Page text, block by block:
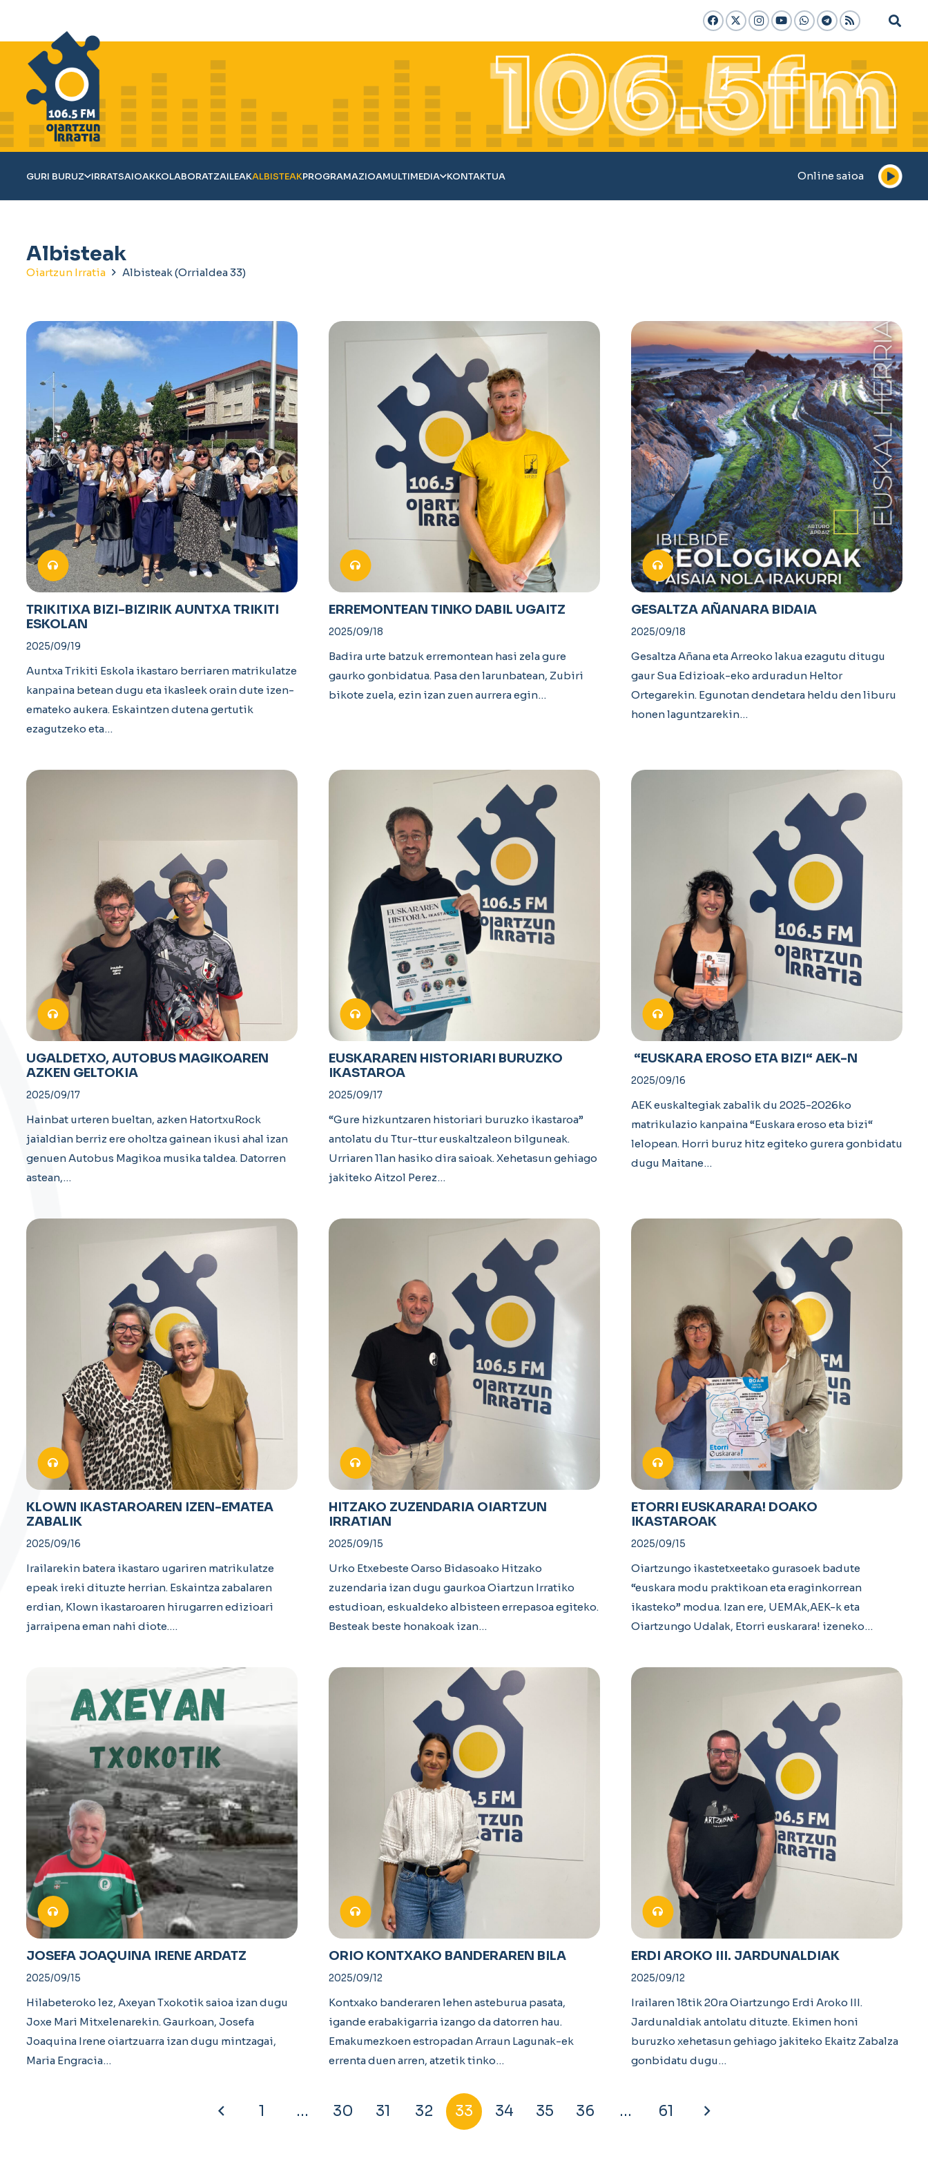
GURI BURUZ IRRATSAIOAKKOLABORATZAILEAKALBISTEAKPROGRAMAZIOAMULTIMEDIA KONTAKTUA Online saioa
Albisteak
Oiartzun Irratia Albisteak(Orrialdea 33)
TRIKITIXA BIZI-BIZIRIK AUNTXA TRIKITI
ESKOLAN
2025/09/19
Auntxa Trikiti Eskola ikastaro berriaren matrikulatze
kanpaina betean dugu eta ikasleek orain dute izen-
emateko aukera. Eskaintzen dutena gertutik
ezagutzeko eta…
ERREMONTEAN TINKO DABIL UGAITZ
2025/09/18
Badira urte batzuk erremontean hasi zela gure
gaurko gonbidatua. Pasa den larunbatean, Zubiri
bikote zuela, ezin izan zuen aurrera egin…
GESALTZA AÑANARA BIDAIA
2025/09/18
Gesaltza Añana eta Arreoko lakua ezagutu ditugu
gaur Sua Edizioak-eko arduradun Heltor
Ortegarekin. Egunotan dendetara heldu den liburu
honen laguntzarekin…
UGALDETXO, AUTOBUS MAGIKOAREN
AZKEN GELTOKIA
2025/09/17
Hainbat urteren bueltan, azken HatortxuRock
jaialdian berriz ere oholtza gainean ikusi ahal izan
genuen Autobus Magikoa musika taldea. Datorren
astean,…
EUSKARAREN HISTORIARI BURUZKO
IKASTAROA
2025/09/17
“Gure hizkuntzaren historiari buruzko ikastaroa”
antolatu du Ttur-ttur euskaltzaleon bilguneak.
Urriaren 11an hasiko dira saioak. Xehetasun gehiago
jakiteko Aitzol Perez…
“EUSKARA EROSO ETA BIZI“ AEK-N
2025/09/16
AEK euskaltegiak zabalik du 2025-2026ko
matrikulazio kanpaina “Euskara eroso eta bizi“
lelopean. Horri buruz hitz egiteko gurera gonbidatu
dugu Maitane…
KLOWN IKASTAROAREN IZEN-EMATEA
ZABALIK
2025/09/16
Irailarekin batera ikastaro ugariren matrikulatze
epeak ireki dituzte herrian. Eskaintza zabalaren
erdian, Klown ikastaroaren hirugarren edizioari
jarraipena eman nahi diote.…
HITZAKO ZUZENDARIA OIARTZUN
IRRATIAN
2025/09/15
Urko Etxebeste Oarso Bidasoako Hitzako
zuzendaria izan dugu gaurkoa Oiartzun Irratiko
estudioan, eskualdeko albisteen errepasoa egiteko.
Besteak beste honakoak izan…
ETORRI EUSKARARA! DOAKO
IKASTAROAK
2025/09/15
Oiartzungo ikastetxeetako gurasoek badute
“euskara modu praktikoan eta eraginkorrean
ikasteko” modua. Izan ere, UEMAk,AEK-k eta
Oiartzungo Udalak, Etorri euskarara! izeneko…
JOSEFA JOAQUINA IRENE ARDATZ
2025/09/15
Hilabeteroko lez, Axeyan Txokotik saioa izan dugu
Joxe Mari Mitxelenarekin. Gaurkoan, Josefa
Joaquina Irene oiartzuarra izan dugu mintzagai,
Maria Engracia…
ORIO KONTXAKO BANDERAREN BILA
2025/09/12
Kontxako banderaren lehen asteburua pasata,
igande erabakigarria izango da datorren hau.
Emakumezkoen estropadan Arraun Lagunak-ek
errenta duen arren, atzetik tinko…
ERDI AROKO III. JARDUNALDIAK
2025/09/12
Irailaren 18tik 20ra Oiartzungo Erdi Aroko III.
Jardunaldiak antolatu dituzte. Ekimen honi
buruzko xehetasun gehiago jakiteko Ekaitz Zabalza
gonbidatu dugu…
1 … 30 31 32 33 34 35 36 … 61